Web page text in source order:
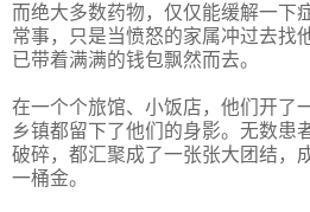
而绝大多数药物，仅仅能缓解一下
常事，只是当愤怒的家属冲过去找
已带着满满的钱包飘然而去。
在一个个旅馆、小饭店，他们开了
乡镇都留下了他们的身影。无数患
破碎，都汇聚成了一张张大团结，
一桶金。